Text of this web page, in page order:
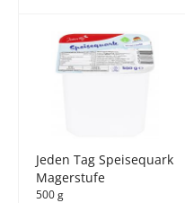
Jeden Tag Speisequark
Magerstufe
500 g